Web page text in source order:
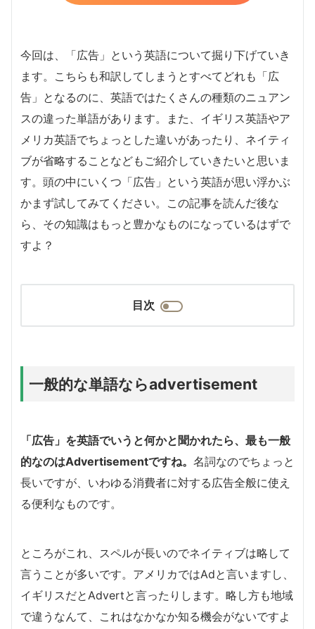
今回は、「広告」という英語について掘り下げていき
ます。こちらも和訳してしまうとすべてどれも「広
告」となるのに、英語ではたくさんの種類のニュアン
スの違った単語があります。また、イギリス英語やア
メリカ英語でちょっとした違いがあったり、ネイティ
ブが省略することなどもご紹介していきたいと思いま
す。頭の中にいくつ「広告」という英語が思い浮かぶ
かまず試してみてください。この記事を読んだ後な
ら、その知識はもっと豊かなものになっているはずで
すよ？
目次
一般的な単語ならadvertisement
「広告」を英語でいうと何かと聞かれたら、最も一般
的なのはAdvertisementですね。 名詞なのでちょっと
長いですが、いわゆる消費者に対する広告全般に使え
る便利なものです。
ところがこれ、スペルが長いのでネイティブは略して
言うことが多いです。アメリカではAdと言いますし、
イギリスだとAdvertと言ったりします。略し方も地域
で違うなんて、これはなかなか知る機会がないですよ